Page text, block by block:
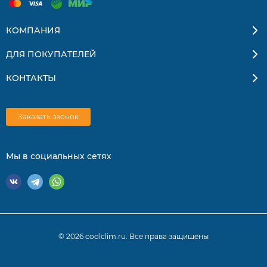
КОМПАНИЯ
ДЛЯ ПОКУПАТЕЛЕЙ
КОНТАКТЫ
Заказать звонок
Мы в социальных сетях
© 2026 coolclim.ru. Все права защищены